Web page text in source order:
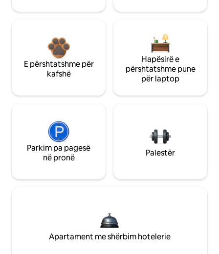
E përshtatshme për
kafshë
Hapësirë e
përshtatshme pune
për laptop
Parkim pa pagesë
në pronë
Palestër
Apartament me shërbim hotelerie